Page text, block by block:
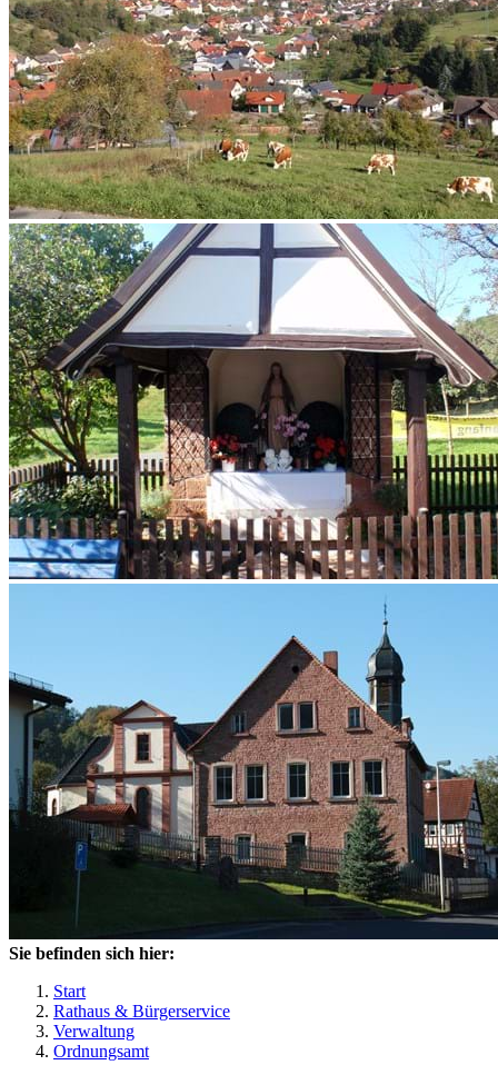
Sie befinden sich hier:
Start
Rathaus & Bürgerservice
Verwaltung
Ordnungsamt